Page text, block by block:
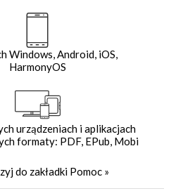
Windows, Android, iOS,
HarmonyOS
urządzeniach i aplikacjach
formaty: PDF, EPub, Mobi
do zakładki Pomoc »